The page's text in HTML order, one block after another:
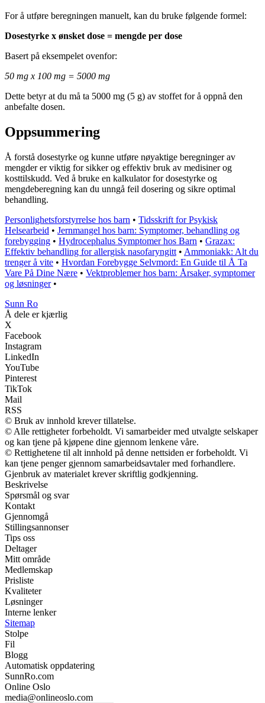
For å utføre beregningen manuelt, kan du bruke følgende formel:
Dosestyrke x ønsket dose = mengde per dose
Basert på eksempelet ovenfor:
50 mg x 100 mg = 5000 mg
Dette betyr at du må ta 5000 mg (5 g) av stoffet for å oppnå den
anbefalte dosen.
Oppsummering
Å forstå dosestyrke og kunne utføre nøyaktige beregninger av
mengder er viktig for sikker og effektiv bruk av medisiner og
kosttilskudd. Ved å bruke en kalkulator for dosestyrke og
mengdeberegning kan du unngå feil dosering og sikre optimal
behandling.
Personlighetsforstyrrelse hos barn • Tidsskrift for Psykisk
Helsearbeid • Jernmangel hos barn: Symptomer, behandling og
forebygging • Hydrocephalus Symptomer hos Barn • Grazax:
Effektiv behandling for allergisk nasofaryngitt • Ammoniakk: Alt du
trenger å vite • Hvordan Forebygge Selvmord: En Guide til Å Ta
Vare På Dine Nære • Vektproblemer hos barn: Årsaker, symptomer
og løsninger•
Sunn Ro
Å dele er kjærlig
X
Facebook
Instagram
LinkedIn
YouTube
Pinterest
TikTok
Mail
RSS
© Bruk av innhold krever tillatelse.
© Alle rettigheter forbeholdt. Vi samarbeider med utvalgte selskaper
og kan tjene på kjøpene dine gjennom lenkene våre.
© Rettighetene til alt innhold på denne nettsiden er forbeholdt. Vi
kan tjene penger gjennom samarbeidsavtaler med forhandlere.
Gjenbruk av materialet krever skriftlig godkjenning.
Beskrivelse
Spørsmål og svar
Kontakt
Gjennomgå
Stillingsannonser
Tips oss
Deltager
Mitt område
Medlemskap
Prisliste
Kvaliteter
Løsninger
Interne lenker
Sitemap
Stolpe
Fil
Blogg
Automatisk oppdatering
SunnRo.com
Online Oslo
media@onlineoslo.com